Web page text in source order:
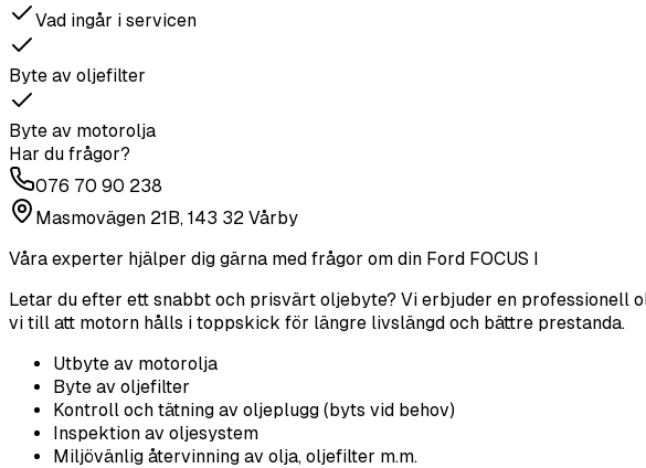
Vad ingår i servicen
Byte av oljefilter
Byte av motorolja
Har du frågor?
076 70 90 238
Masmovägen 21B, 143 32 Vårby
Våra experter hjälper dig gärna med frågor om din Ford FOCUS I
Letar du efter ett snabbt och prisvärt oljebyte? Vi erbjuder en professionell
vi till att motorn hålls i toppskick för längre livslängd och bättre prestanda.
Utbyte av motorolja
Byte av oljefilter
Kontroll och tätning av oljeplugg (byts vid behov)
Inspektion av oljesystem
Miljövänlig återvinning av olja, oljefilter m.m.